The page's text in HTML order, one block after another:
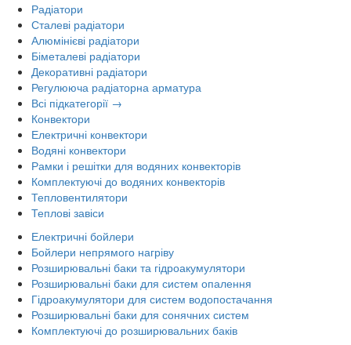
Радіатори
Сталеві радіатори
Алюмінієві радіатори
Біметалеві радіатори
Декоративні радіатори
Регулююча радіаторна арматура
Всі підкатегорії →
Конвектори
Електричні конвектори
Водяні конвектори
Рамки і решітки для водяних конвекторів
Комплектуючі до водяних конвекторів
Тепловентилятори
Теплові завіси
Електричні бойлери
Бойлери непрямого нагріву
Розширювальні баки та гідроакумулятори
Розширювальні баки для систем опалення
Гідроакумулятори для систем водопостачання
Розширювальні баки для сонячних систем
Комплектуючі до розширювальних баків